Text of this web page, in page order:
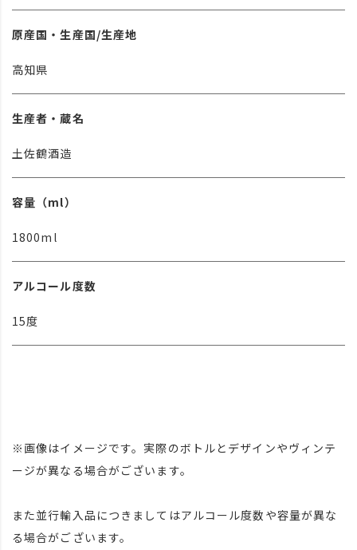
原産国・生産国/生産地
高知県
生産者・蔵名
土佐鶴酒造
容量（ml）
1800ml
アルコール度数
15度
※画像はイメージです。実際のボトルとデザインやヴィンテ
ージが異なる場合がございます。
また並行輸入品につきましてはアルコール度数や容量が異な
る場合がございます。